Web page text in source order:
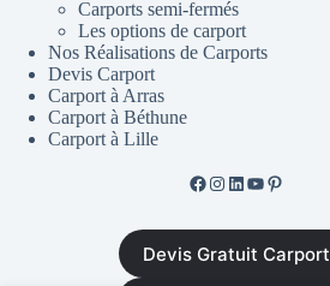
Carports semi-fermés
Les options de carport
Nos Réalisations de Carports
Devis Carport
Carport à Arras
Carport à Béthune
Carport à Lille
Facebook de ML Fusion
Instgram
LinkedIn
YouTube
Pinterest
Devis Gratuit Carport